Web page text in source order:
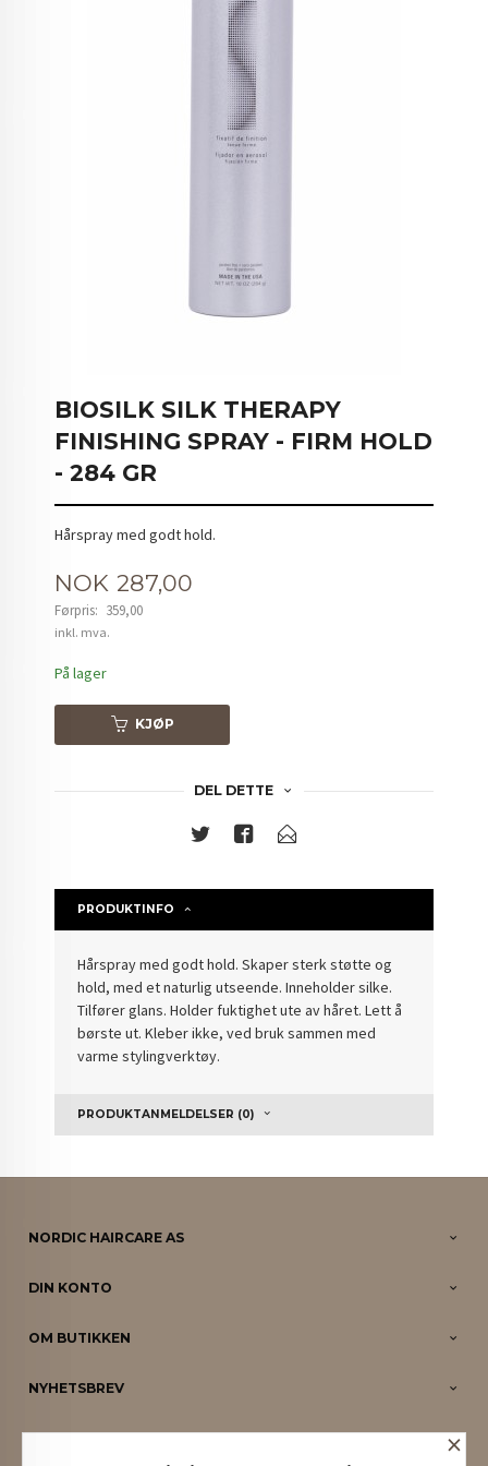
BIOSILK SILK THERAPY
FINISHING SPRAY - FIRM HOLD
- 284 GR
Hårspray med godt hold.
Tilbud
NOK 287,00
Førpris: 359,00
Rabatt
inkl. mva.
På lager
KJØP
DEL DETTE
PRODUKTINFO
Hårspray med godt hold. Skaper sterk støtte og
hold, med et naturlig utseende. Inneholder silke.
Tilfører glans. Holder fuktighet ute av håret. Lett å
børste ut. Kleber ikke, ved bruk sammen med
varme stylingverktøy.
PRODUKTANMELDELSER (0)
NORDIC HAIRCARE AS
DIN KONTO
OM BUTIKKEN
NYHETSBREV
PARTNERE ×